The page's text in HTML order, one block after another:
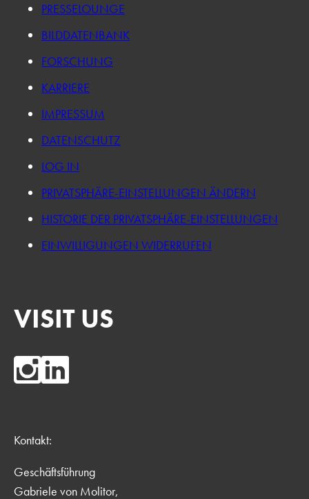
PRESSELOUNGE
BILDDATENBANK
FORSCHUNG
KARRIERE
IMPRESSUM
DATENSCHUTZ
LOG IN
PRIVATSPHÄRE-EINSTELLUNGEN ÄNDERN
HISTORIE DER PRIVATSPHÄRE-EINSTELLUNGEN
EINWILLIGUNGEN WIDERRUFEN
VISIT US
Kontakt:
Geschäftsführung
Gabriele von Molitor,